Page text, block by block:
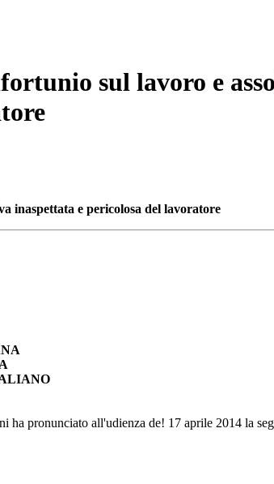
sul lavoro e
inaspettata e pericolosa del lavoratore
pronunciato all'udienza de! 17 aprile 2014 la